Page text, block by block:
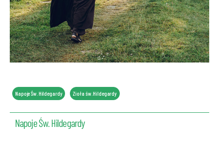
Napoje Św. Hildegardy Zioła św. Hildegardy
Napoje Św. Hildegardy